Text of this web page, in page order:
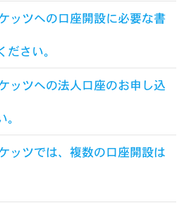
ッツへの口座開設に必要な書
さい。
ッツへの法人口座のお申し込
ッツでは、複数の口座開設は